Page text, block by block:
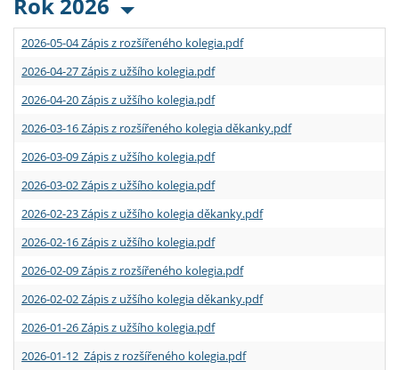
2026-05-04 Zápis z rozšířeného kolegia.pdf
2026-04-27 Zápis z užšího kolegia.pdf
2026-04-20 Zápis z užšího kolegia.pdf
2026-03-16 Zápis z rozšířeného kolegia děkanky.pdf
2026-03-09 Zápis z užšího kolegia.pdf
2026-03-02 Zápis z užšího kolegia.pdf
2026-02-23 Zápis z užšího kolegia děkanky.pdf
2026-02-16 Zápis z užšího kolegia.pdf
2026-02-09 Zápis z rozšířeného kolegia.pdf
2026-02-02 Zápis z užšího kolegia děkanky.pdf
2026-01-26 Zápis z užšího kolegia.pdf
2026-01-12 Zápis z rozšířeného kolegia.pdf